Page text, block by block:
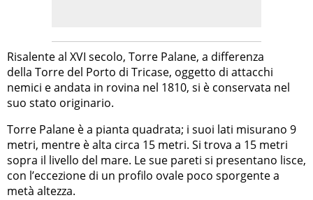
Risalente al XVI secolo, Torre Palane, a differenza
della Torre del Porto di Tricase, oggetto di attacchi
nemici e andata in rovina nel 1810, si è conservata nel
suo stato originario.
Torre Palane è a pianta quadrata; i suoi lati misurano 9
metri, mentre è alta circa 15 metri. Si trova a 15 metri
sopra il livello del mare. Le sue pareti si presentano lisce,
con l’eccezione di un profilo ovale poco sporgente a
metà altezza.